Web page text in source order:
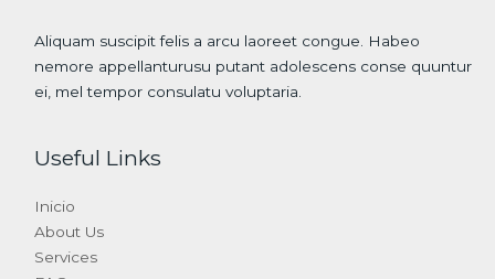
Aliquam suscipit felis a arcu laoreet congue. Habeo
nemore appellanturusu putant adolescens conse quuntur
ei, mel tempor consulatu voluptaria.
Useful Links
Inicio
About Us
Services